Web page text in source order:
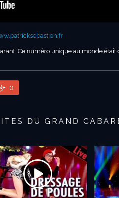
Ce numéro unique au monde était
0
DU GRAND